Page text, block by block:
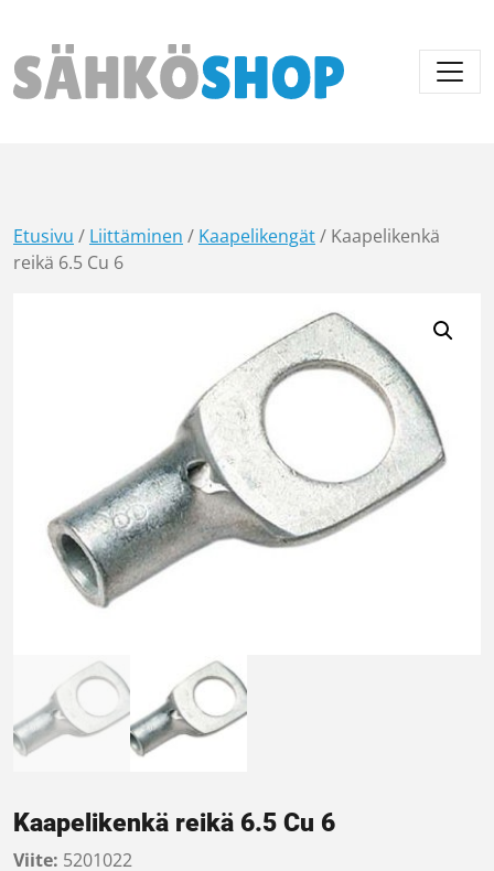
Päävalikko
Etusivu / Liittäminen / Kaapelikengät/ Kaapelikenkä
reikä 6.5 Cu 6
Kaapelikenkä reikä 6.5 Cu 6
Viite: 5201022